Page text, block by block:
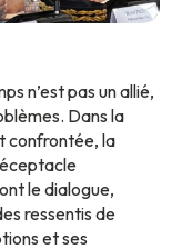
n’est pas un allié,
Dans la
confrontée, la
le dialogue,
ressentis de
et ses